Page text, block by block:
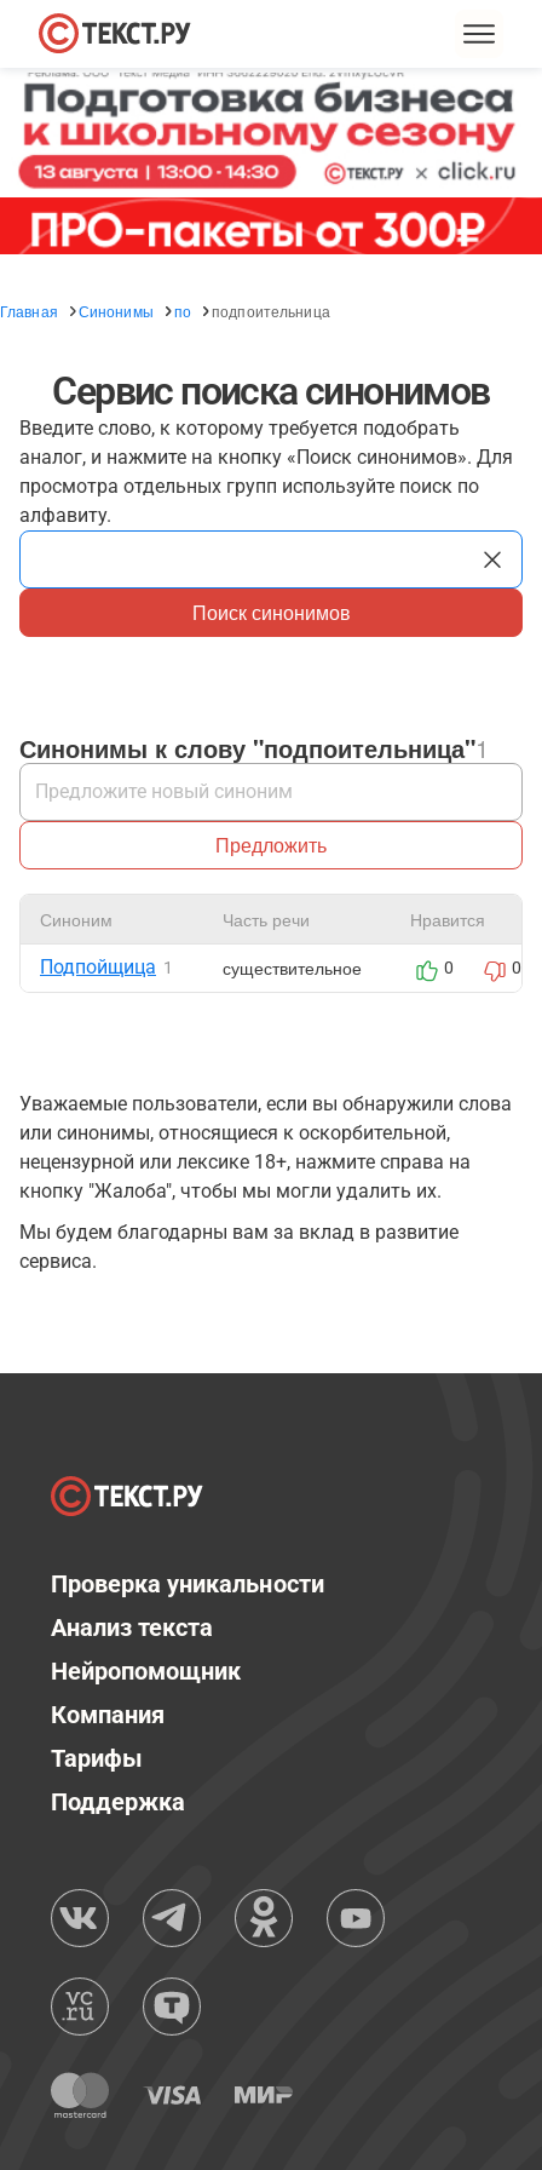
Главная Синонимы по подпоительница
Сервис поиска синонимов
Введите слово, к которому требуется подобрать
аналог, и нажмите на кнопку «Поиск синонимов». Для
просмотра отдельных групп используйте поиск по
алфавиту.
Поиск синонимов
Синонимы к слову "подпоительница"1
Предложить
Синоним Часть речи Нравится
Подпойщица 1 существительное 0 0
Уважаемые пользователи, если вы обнаружили слова
или синонимы, относящиеся к оскорбительной,
нецензурной или лексике 18+, нажмите справа на
кнопку "Жалоба", чтобы мы могли удалить их.
Мы будем благодарны вам за вклад в развитие
сервиса.
Проверка уникальности
Анализ текста
Нейропомощник
Компания
Тарифы
Поддержка